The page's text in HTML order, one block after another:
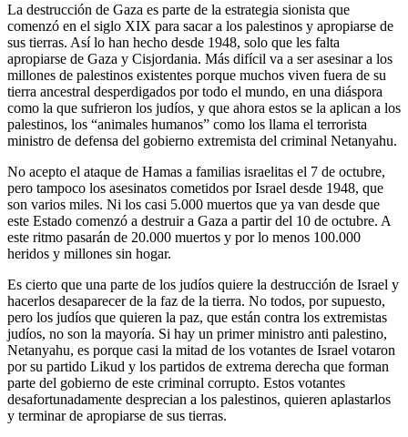
La destrucción de Gaza es parte de la estrategia sionista que
comenzó en el siglo XIX para sacar a los palestinos y apropiarse de
sus tierras. Así lo han hecho desde 1948, solo que les falta
apropiarse de Gaza y Cisjordania. Más difícil va a ser asesinar a los
millones de palestinos existentes porque muchos viven fuera de su
tierra ancestral desperdigados por todo el mundo, en una diáspora
como la que sufrieron los judíos, y que ahora estos se la aplican a los
palestinos, los “animales humanos” como los llama el terrorista
ministro de defensa del gobierno extremista del criminal Netanyahu.
No acepto el ataque de Hamas a familias israelitas el 7 de octubre,
pero tampoco los asesinatos cometidos por Israel desde 1948, que
son varios miles. Ni los casi 5.000 muertos que ya van desde que
este Estado comenzó a destruir a Gaza a partir del 10 de octubre. A
este ritmo pasarán de 20.000 muertos y por lo menos 100.000
heridos y millones sin hogar.
Es cierto que una parte de los judíos quiere la destrucción de Israel y
hacerlos desaparecer de la faz de la tierra. No todos, por supuesto,
pero los judíos que quieren la paz, que están contra los extremistas
judíos, no son la mayoría. Si hay un primer ministro anti palestino,
Netanyahu, es porque casi la mitad de los votantes de Israel votaron
por su partido Likud y los partidos de extrema derecha que forman
parte del gobierno de este criminal corrupto. Estos votantes
desafortunadamente desprecian a los palestinos, quieren aplastarlos
y terminar de apropiarse de sus tierras.